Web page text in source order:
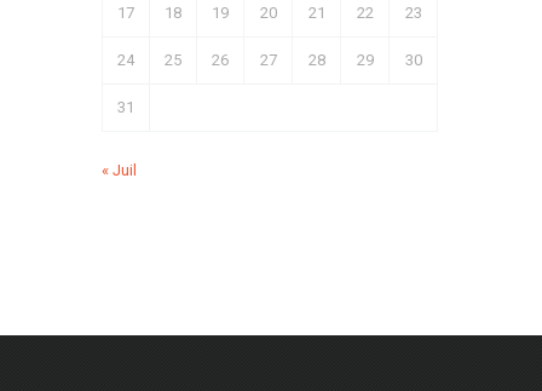
17 18 19 20 21 22 23
24 25 26 27 28 29 30
31
« Juil